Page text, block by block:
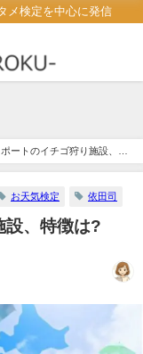
メ検定を中心に発信
ートのイチゴ狩り施設、特
お天気検定 依田司
設、特徴は?